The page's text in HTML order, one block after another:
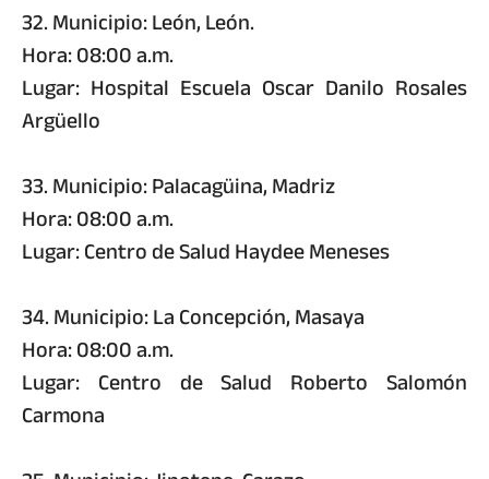
32. Municipio: León, León.
Hora: 08:00 a.m.
Lugar: Hospital Escuela Oscar Danilo Rosales
Argüello
33. Municipio: Palacagüina, Madriz
Hora: 08:00 a.m.
Lugar: Centro de Salud Haydee Meneses
34. Municipio: La Concepción, Masaya
Hora: 08:00 a.m.
Lugar: Centro de Salud Roberto Salomón
Carmona